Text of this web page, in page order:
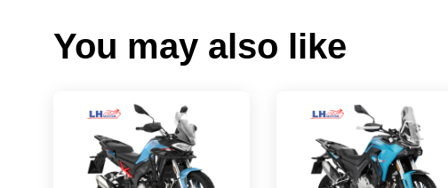
You may also like